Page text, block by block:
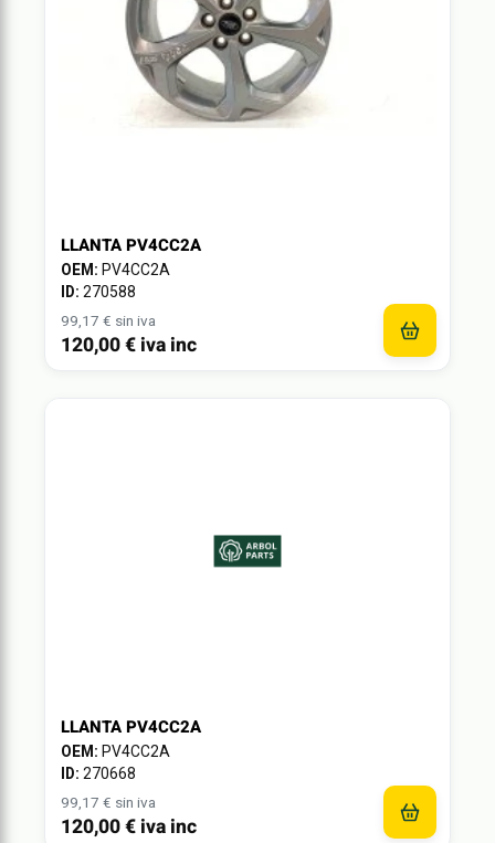
LLANTA PV4CC2A
OEM: PV4CC2A
ID: 270588
99,17 € sin iva
120,00 € iva inc
LLANTA PV4CC2A
OEM: PV4CC2A
ID: 270668
99,17 € sin iva
120,00 € iva inc